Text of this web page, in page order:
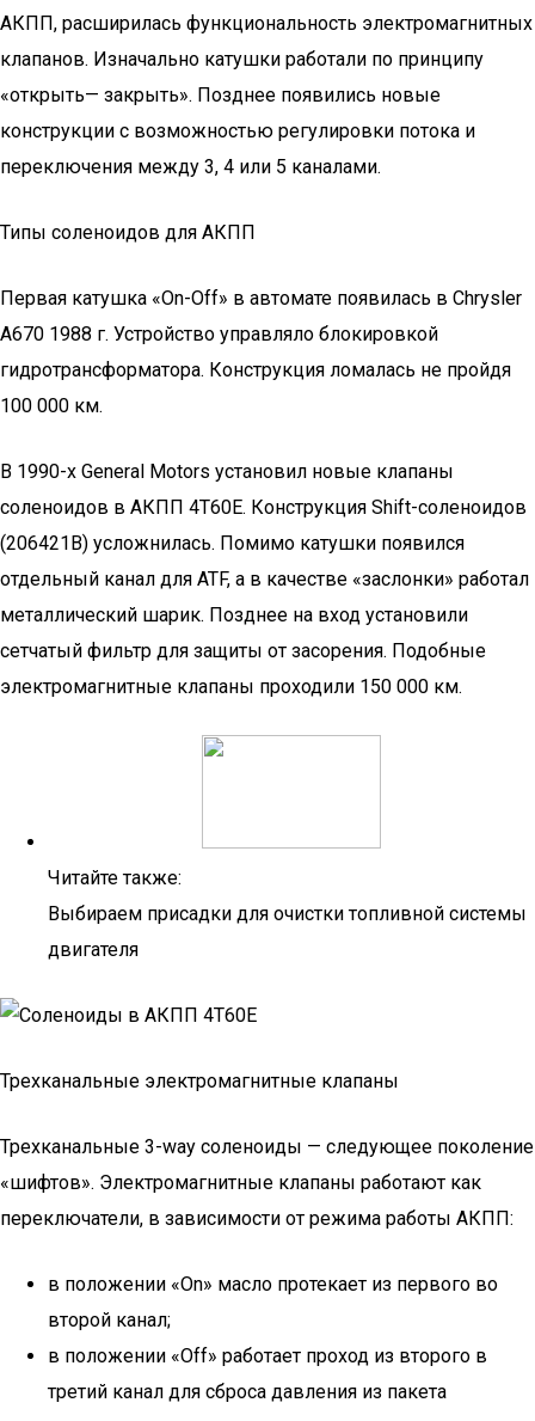
АКПП, расширилась функциональность электромагнитных
клапанов. Изначально катушки работали по принципу
«открыть— закрыть». Позднее появились новые
конструкции с возможностью регулировки потока и
переключения между 3, 4 или 5 каналами.
Типы соленоидов для АКПП
Первая катушка «On-Off» в автомате появилась в Chrysler
А670 1988 г. Устройство управляло блокировкой
гидротрансформатора. Конструкция ломалась не пройдя
100 000 км.
В 1990-х General Motors установил новые клапаны
соленоидов в АКПП 4Т60Е. Конструкция Shift-соленоидов
(206421В) усложнилась. Помимо катушки появился
отдельный канал для ATF, а в качестве «заслонки» работал
металлический шарик. Позднее на вход установили
сетчатый фильтр для защиты от засорения. Подобные
электромагнитные клапаны проходили 150 000 км.
Читайте также:
Выбираем присадки для очистки топливной системы
двигателя
Трехканальные электромагнитные клапаны
Трехканальные 3-way соленоиды — следующее поколение
«шифтов». Электромагнитные клапаны работают как
переключатели, в зависимости от режима работы АКПП:
в положении «On» масло протекает из первого во
второй канал;
в положении «Off» работает проход из второго в
третий канал для сброса давления из пакета